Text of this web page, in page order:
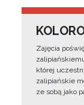
Zajęcia
której
zalipiańskie
ze sobą jako